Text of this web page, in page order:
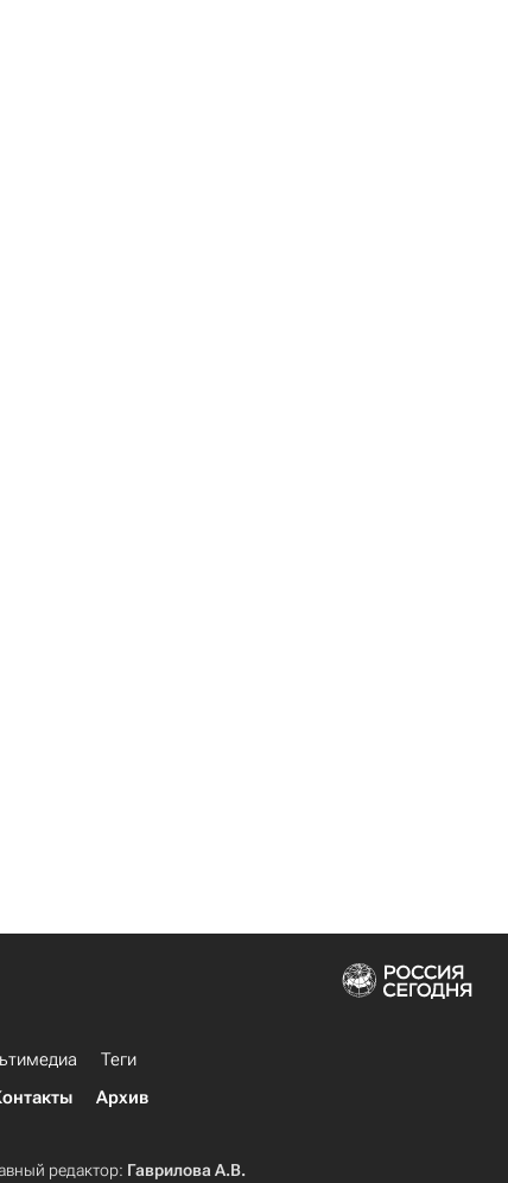
Теги
Архив
редактор: Гаврилова А.В.